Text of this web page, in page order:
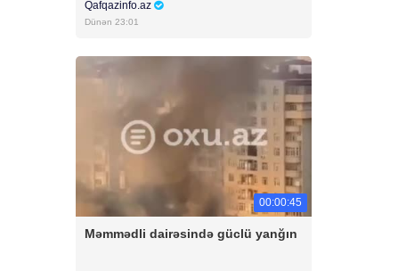
Qafqazinfo.az
Dünən 23:01
00:00:45
Məmmədli dairəsində güclü yanğın